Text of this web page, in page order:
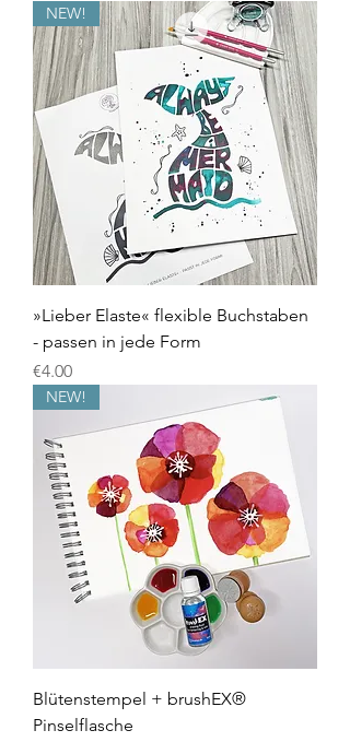
NEW!
»Lieber Elaste« flexible Buchstaben
- passen in jede Form
Price
€4.00
NEW!
Blütenstempel + brushEX®
Pinselflasche